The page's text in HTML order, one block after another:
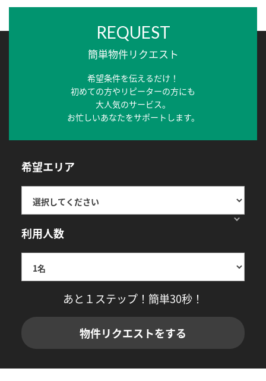
REQUEST
簡単物件リクエスト
希望条件を伝えるだけ！
初めての方やリピーターの方にも
大人気のサービス。
お忙しいあなたをサポートします。
希望エリア
利用人数
あと１ステップ！簡単30秒！
物件リクエストをする